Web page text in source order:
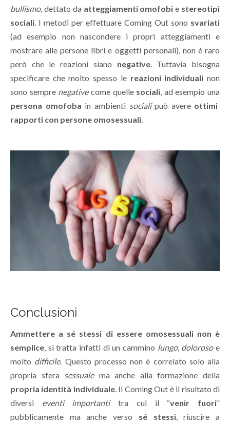
bullismo, dettato da atteggiamenti omofobie stereotipi
sociali. I metodi per effettuare Coming Out sono svariati
(ad esempio non nascondere i propri atteggiamenti e
mostrare alle persone libri e oggetti personali), non è raro
però che le reazioni siano negative. Tuttavia bisogna
specificare che molto spesso le reazioni individualinon
sono sempre negative come quelle sociali, ad esempio una
persona omofoba in ambienti socialipuò avere ottimi
rapporti con persone omosessuali.
Conclusioni
Ammettere a sé stessi di essere omosessuali non è
semplice, si tratta infatti di un cammino lungo, dolorosoe
molto difficile. Questo processo non è correlato solo alla
propria sfera sessuale ma anche alla formazione della
propria identità individuale. Il Coming Out è il risultato di
diversi eventi importantitra cui il “venir fuori”
pubblicamente ma anche verso sé stessi, riuscire a